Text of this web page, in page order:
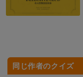
同じ作者のクイズ